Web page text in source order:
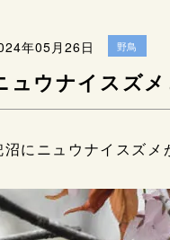
年05月26日 野鳥
ュウナイスズ
沼にニュウナイスズ